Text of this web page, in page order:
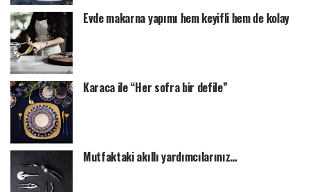
Evde makarna yapımı hem keyifli hem de kolay
Karaca ile “Her sofra bir defile”
Mutfaktaki akıllı yardımcılarınız…